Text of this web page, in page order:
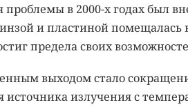
в 2000-х годах был
и пластиной помещалась
предела своих
выходом стало
источника излучения с